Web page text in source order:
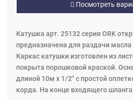
Посмотреть
Катушка арт. 25132 серия ORK
предназначена для раздачи масла
Каркас катушки изготовлен из
покрыта порошковой краской.
длиной 10м х 1/2" с простой
корда. На конце входящего